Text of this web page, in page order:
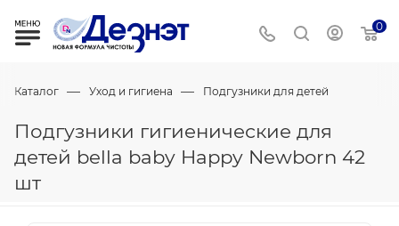
0
Каталог — Уход и гигиена — Подгузники для детей
Подгузники гигиенические для
детей bella baby Happy Newborn 42
шт